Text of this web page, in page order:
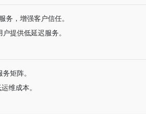
务，增强客户信任。
提供低延迟服务。
矩阵。
维成本。